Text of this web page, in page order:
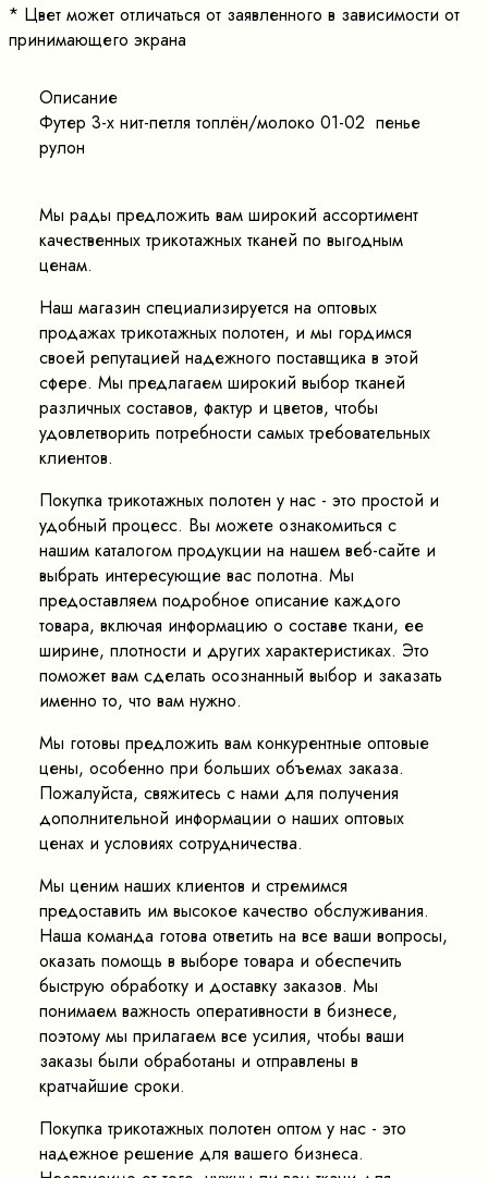
* Цвет может отличаться от заявленного в зависимости от
принимающего экрана
Описание
Футер 3-х нит-петля топлён/молоко 01-02 пенье
рулон
Мы рады предложить вам широкий ассортимент
качественных трикотажных тканей по выгодным
ценам.
Наш магазин специализируется на оптовых
продажах трикотажных полотен, и мы гордимся
своей репутацией надежного поставщика в этой
сфере. Мы предлагаем широкий выбор тканей
различных составов, фактур и цветов, чтобы
удовлетворить потребности самых требовательных
клиентов.
Покупка трикотажных полотен у нас - это простой и
удобный процесс. Вы можете ознакомиться с
нашим каталогом продукции на нашем веб-сайте и
выбрать интересующие вас полотна. Мы
предоставляем подробное описание каждого
товара, включая информацию о составе ткани, ее
ширине, плотности и других характеристиках. Это
поможет вам сделать осознанный выбор и заказать
именно то, что вам нужно.
Мы готовы предложить вам конкурентные оптовые
цены, особенно при больших объемах заказа.
Пожалуйста, свяжитесь с нами для получения
дополнительной информации о наших оптовых
ценах и условиях сотрудничества.
Мы ценим наших клиентов и стремимся
предоставить им высокое качество обслуживания.
Наша команда готова ответить на все ваши вопросы,
оказать помощь в выборе товара и обеспечить
быструю обработку и доставку заказов. Мы
понимаем важность оперативности в бизнесе,
поэтому мы прилагаем все усилия, чтобы ваши
заказы были обработаны и отправлены в
кратчайшие сроки.
Покупка трикотажных полотен оптом у нас - это
надежное решение для вашего бизнеса.